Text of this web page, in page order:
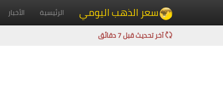
سعر الذهب اليومي الرئيسية الأخبار
آخر تحديث قبل 7 دقائق